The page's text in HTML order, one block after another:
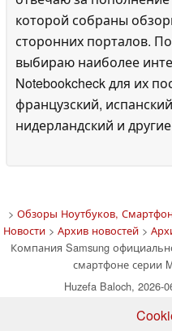
которой собраны
сторонних порталов.
выбираю наиболее
Notebookcheck для их
французский,
нидерландский и
> Обзоры Ноутбуков,
Новости> Архив новостей>
Компания Samsung
смартфоне серии
Huzefa Baloch, 2026-